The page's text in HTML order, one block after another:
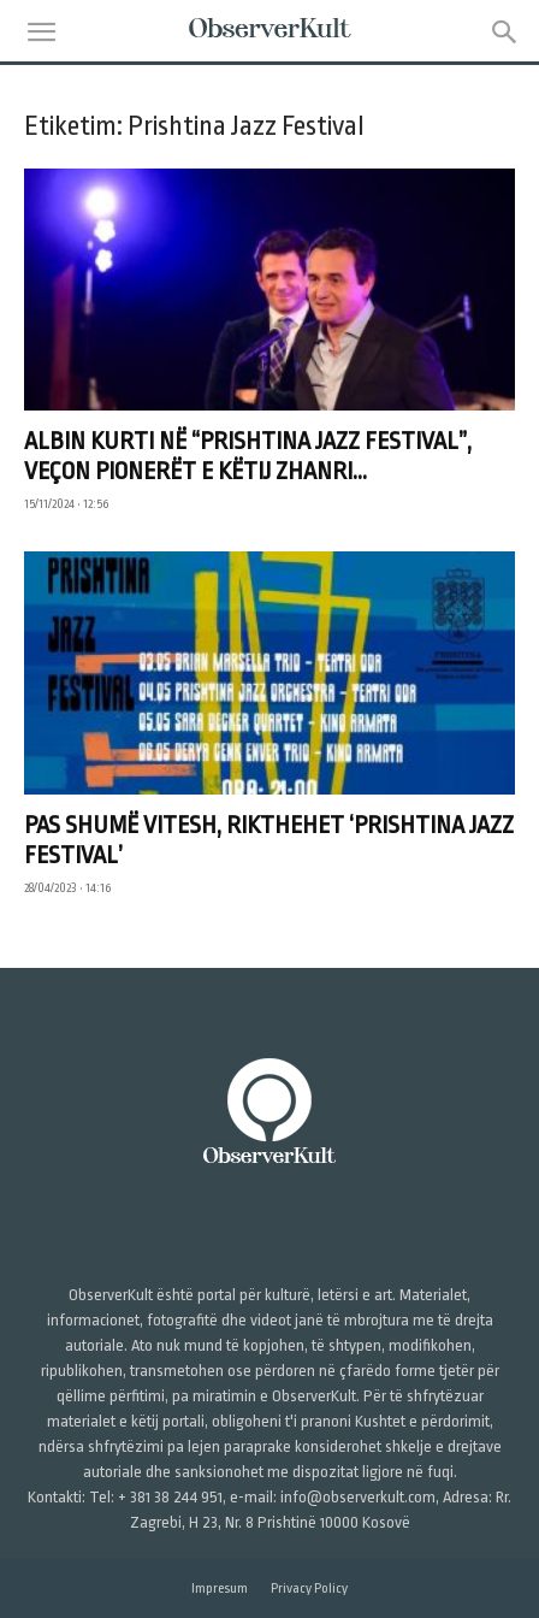
Etiketim: Prishtina Jazz Festival
ALBIN KURTI NË “PRISHTINA JAZZ FESTIVAL”,
VEÇON PIONERËT E KËTIJ ZHANRI...
15/11/2024 • 12:56
PAS SHUMË VITESH, RIKTHEHET ‘PRISHTINA JAZZ
FESTIVAL’
28/04/2023 • 14:16
ObserverKult është portal për kulturë, letërsi e art. Materialet,
informacionet, fotografitë dhe videot janë të mbrojtura me të drejta
autoriale. Ato nuk mund të kopjohen, të shtypen, modifikohen,
ripublikohen, transmetohen ose përdoren në çfarëdo forme tjetër për
qëllime përfitimi, pa miratimin e ObserverKult. Për të shfrytëzuar
materialet e këtij portali, obligoheni t'i pranoni Kushtet e përdorimit,
ndërsa shfrytëzimi pa lejen paraprake konsiderohet shkelje e drejtave
autoriale dhe sanksionohet me dispozitat ligjore në fuqi.
Kontakti: Tel: + 381 38 244 951, e-mail: info@observerkult.com, Adresa: Rr.
Zagrebi, H 23, Nr. 8 Prishtinë 10000 Kosovë
Impresum Privacy Policy